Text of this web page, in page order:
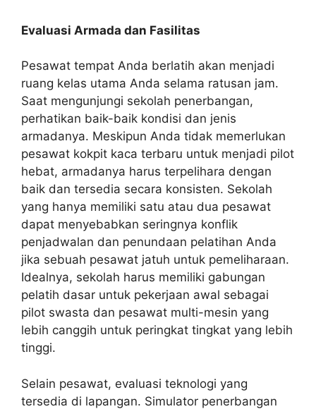
Evaluasi Armada dan Fasilitas
Pesawat tempat Anda berlatih akan menjadi
ruang kelas utama Anda selama ratusan jam.
Saat mengunjungi sekolah penerbangan,
perhatikan baik-baik kondisi dan jenis
armadanya. Meskipun Anda tidak memerlukan
pesawat kokpit kaca terbaru untuk menjadi pilot
hebat, armadanya harus terpelihara dengan
baik dan tersedia secara konsisten. Sekolah
yang hanya memiliki satu atau dua pesawat
dapat menyebabkan seringnya konflik
penjadwalan dan penundaan pelatihan Anda
jika sebuah pesawat jatuh untuk pemeliharaan.
Idealnya, sekolah harus memiliki gabungan
pelatih dasar untuk pekerjaan awal sebagai
pilot swasta dan pesawat multi-mesin yang
lebih canggih untuk peringkat tingkat yang lebih
tinggi.
Selain pesawat, evaluasi teknologi yang
tersedia di lapangan. Simulator penerbangan